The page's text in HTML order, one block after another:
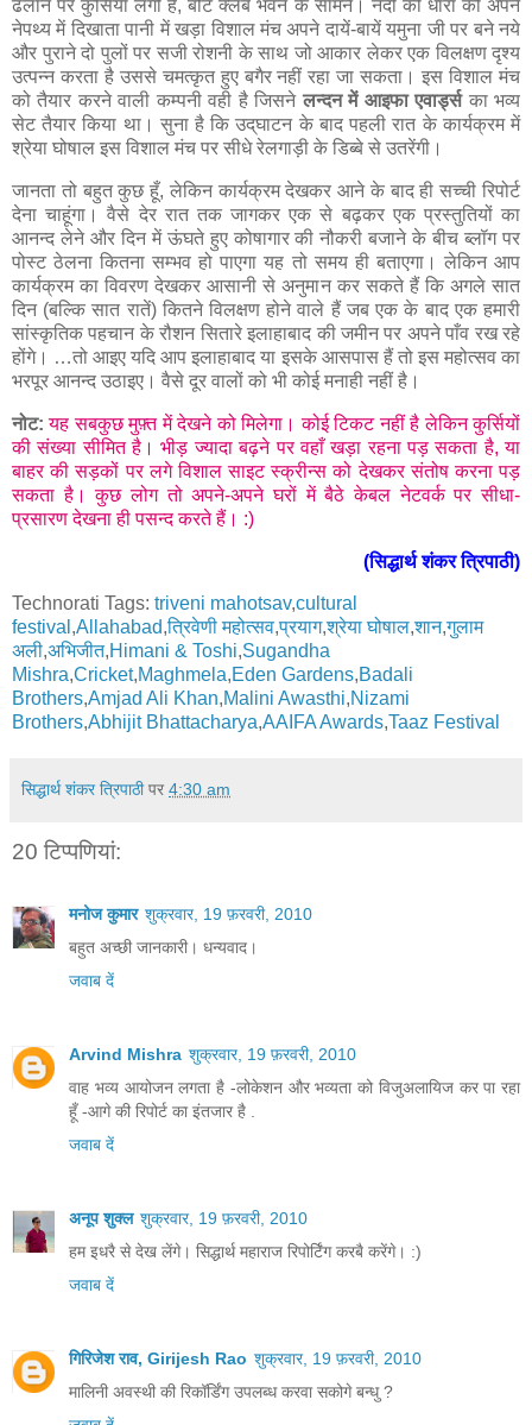
ढलान पर कुर्सियाँ लगी हैं, बोट क्लब भवन के सामने। नदी की धारा को अपने
नेपथ्य में दिखाता पानी में खड़ा विशाल मंच अपने दायें-बायें यमुना जी पर बने नये
और पुराने दो पुलों पर सजी रोशनी के साथ जो आकार लेकर एक विलक्षण दृश्य
उत्पन्न करता है उससे चमत्कृत हुए बगैर नहीं रहा जा सकता। इस विशाल मंच
को तैयार करने वाली कम्पनी वही है जिसनेलन्दन में आइफा एवार्ड्सका भव्य
सेट तैयार किया था। सुना है कि उद्‌घाटन के बाद पहली रात के कार्यक्रम में
श्रेया घोषाल इस विशाल मंच पर सीधे रेलगाड़ी के डिब्बे से उतरेंगी।
जानता तो बहुत कुछ हूँ, लेकिन कार्यक्रम देखकर आने के बाद ही सच्ची रिपोर्ट
देना चाहूंगा। वैसे देर रात तक जागकर एक से बढ़कर एक प्रस्तुतियों का
आनन्द लेने और दिन में ऊंघते हुए कोषागार की नौकरी बजाने के बीच ब्लॉग पर
पोस्ट ठेलना कितना सम्भव हो पाएगा यह तो समय ही बताएगा। लेकिन आप
कार्यक्रम का विवरण देखकर आसानी से अनुमान कर सकते हैं कि अगले सात
दिन (बल्कि सात रातें) कितने विलक्षण होने वाले हैं जब एक के बाद एक हमारी
सांस्कृतिक पहचान के रौशन सितारे इलाहाबाद की जमीन पर अपने पाँव रख रहे
होंगे। …तो आइए यदि आप इलाहाबाद या इसके आसपास हैं तो इस महोत्सव का
भरपूर आनन्द उठाइए। वैसे दूर वालों को भी कोई मनाही नहीं है।
नोट: यह सबकुछ मुफ़्त में देखने को मिलेगा। कोई टिकट नहीं है लेकिन कुर्सियों
की संख्या सीमित है। भीड़ ज्यादा बढ़ने पर वहाँ खड़ा रहना पड़ सकता है, या
बाहर की सड़कों पर लगे विशाल साइट स्क्रीन्स को देखकर संतोष करना पड़
सकता है। कुछ लोग तो अपने-अपने घरों में बैठे केबल नेटवर्क पर सीधा-
प्रसारण देखना ही पसन्द करते हैं। :)
(सिद्धार्थ शंकर त्रिपाठी)
Technorati Tags: triveni mahotsav,cultural
festival ,Allahabad,त्रिवेणी महोत्सव,प्रयाग,श्रेया घोषाल,शान,गुलाम
अली,अभिजीत,Himani & Toshi,Sugandha
Mishra,Cricket,Maghmela,Eden Gardens,Badali
Brothers,Amjad Ali Khan,Malini Awasthi,Nizami
Brothers,Abhijit Bhattacharya,AAIFA Awards,Taaz Festival
सिद्धार्थ शंकर त्रिपाठी पर 4:30 am
20 टिप्‍पणियां:
मनोज कुमार शुक्रवार, 19 फ़रवरी, 2010
बहुत अच्छी जानकारी। धन्यवाद।
जवाब दें
Arvind Mishra शुक्रवार, 19 फ़रवरी, 2010
वाह भव्य आयोजन लगता है -लोकेशन और भव्यता को विजुअलायिज कर पा रहा
हूँ -आगे की रिपोर्ट का इंतजार है .
जवाब दें
अनूप शुक्ल शुक्रवार, 19 फ़रवरी, 2010
हम इधरै से देख लेंगे। सिद्धार्थ महाराज रिपोर्टिंग करबै करेंगे। :)
जवाब दें
गिरिजेश राव, Girijesh Rao शुक्रवार, 19 फ़रवरी, 2010
मालिनी अवस्थी की रिकॉर्डिंग उपलब्ध करवा सकोगे बन्धु ?